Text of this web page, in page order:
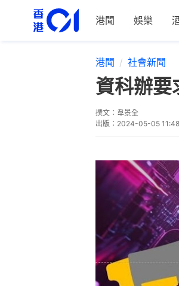
港聞 娛樂
港聞 社會新聞
資科辦要
撰文： 韋景全
出版： 2024-05-05 11:48